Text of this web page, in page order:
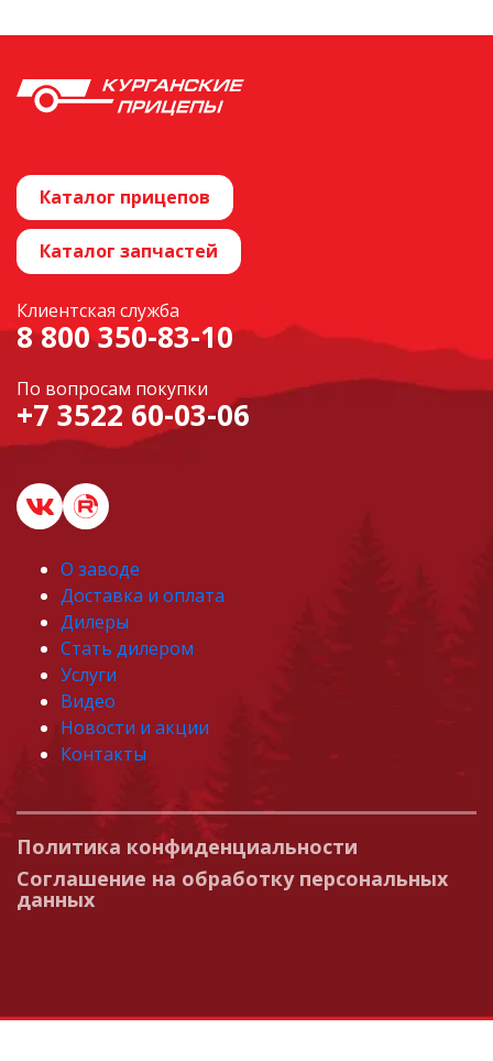
Каталог прицепов
Каталог запчастей
О заводе
Доставка и оплата
Дилеры
Стать дилером
Услуги
Видео
Новости и акции
Контакты
Клиентская служба
8 800 350-83-10
По вопросам покупки
+7 3522 60-03-06
Политика конфиденциальности
Соглашение на обработку персональных
данных